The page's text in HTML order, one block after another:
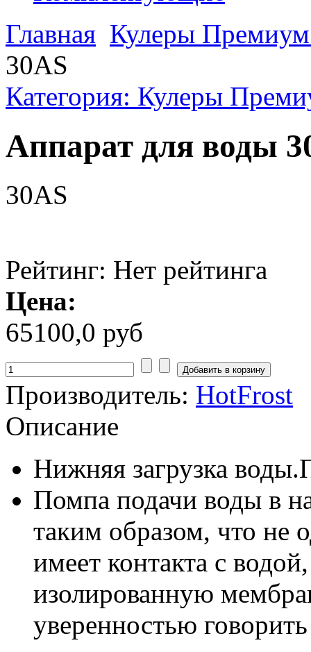
Главная Кулеры Премиум
30AS
Категория: Кулеры
Аппарат для воды
30AS
Рейтинг: Нет рейтинга
Цена:
65100,0 руб
Производитель: HotFrost
Описание
Нижняя загрузка
Помпа подачи воды в
таким образом, что не
имеет контакта с
изолированную
уверенностью